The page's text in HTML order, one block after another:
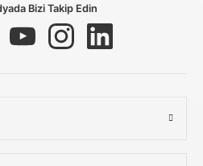
Bizi Takip Edin